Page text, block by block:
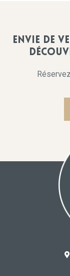
Envie de